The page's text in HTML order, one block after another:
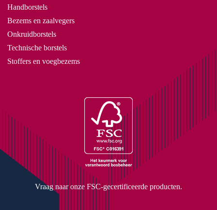
Handborstels
Bezems en zaalvegers
Onkruidborstels
Technische borstels
Stoffers en voegbezems
Vraag naar onze FSC-gecertificeerde producten.